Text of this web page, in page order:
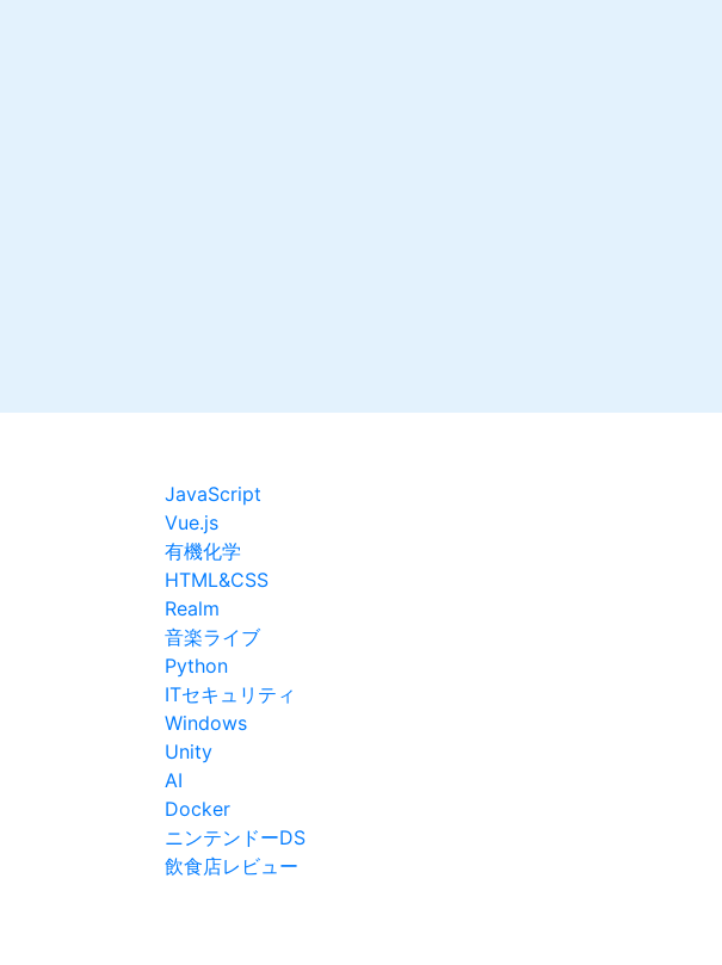
JavaScript
Vue.js
有機化学
HTML&CSS
Realm
音楽ライブ
Python
ITセキュリティ
Windows
Unity
AI
Docker
ニンテンドーDS
飲食店レビュー